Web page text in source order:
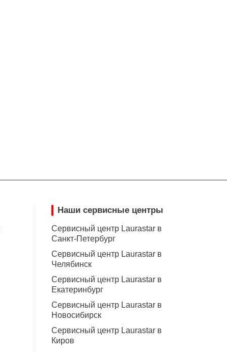
Наши сервисные центры
Сервисный центр Laurastar в
Санкт-Петербург
Сервисный центр Laurastar в
Челябинск
Сервисный центр Laurastar в
Екатеринбург
Сервисный центр Laurastar в
Новосибирск
Сервисный центр Laurastar в
Киров